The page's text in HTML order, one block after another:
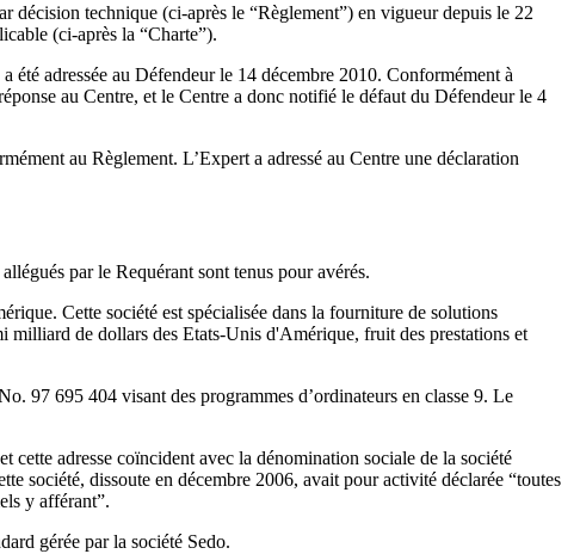
décision technique (ci-après le “Règlement”) en vigueur depuis le 22
(ci-après la “Charte”).
adressée au Défendeur le 14 décembre 2010. Conformément à
au Centre, et le Centre a donc notifié le défaut du Défendeur le 4
au Règlement. L’Expert a adressé au Centre une déclaration
par le Requérant sont tenus pour avérés.
Cette société est spécialisée dans la fourniture de solutions
milliard de dollars des Etats-Unis d'Amérique, fruit des prestations et
97 695 404 visant des programmes d’ordinateurs en classe 9. Le
adresse coïncident avec la dénomination sociale de la société
société, dissoute en décembre 2006, avait pour activité déclarée “toutes
y afférant”.
gérée par la société Sedo.